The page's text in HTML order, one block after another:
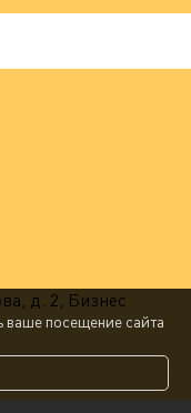
д. 2, Бизнес
ваше посещение сайта